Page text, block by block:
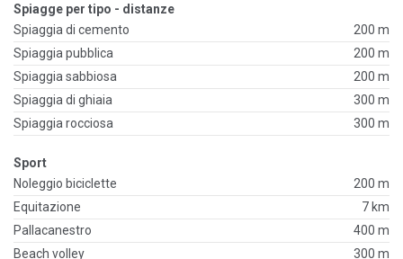
Spiagge per tipo - distanze
Spiaggia di cemento
200 m
Spiaggia pubblica
200 m
Spiaggia sabbiosa
200 m
Spiaggia di ghiaia
300 m
Spiaggia rocciosa
300 m
Sport
Noleggio biciclette
200 m
Equitazione
7 km
Pallacanestro
400 m
Beach volley
300 m